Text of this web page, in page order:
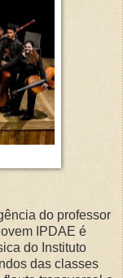
do professor
IPDAE é
do Instituto
das classes